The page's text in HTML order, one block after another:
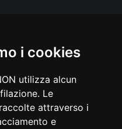
i cookies
utilizza alcun
Le
attraverso i
e